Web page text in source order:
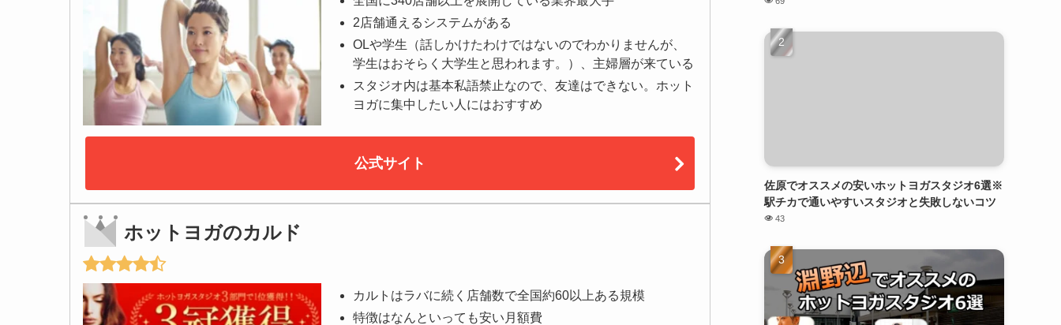
2店舗通えるシステムがある
OLや学生（話しかけたわけではないのでわかりませんが、
学生はおそらく大学生と思われます。）、主婦層が来ている
スタジオ内は基本私語禁止なので、友達はできない。ホット
ヨガに集中したい人にはおすすめ
公式サイト
ホットヨガのカルド
カルトはラバに続く店舗数で全国約60以上ある規模
特徴はなんといっても安い月額費
佐原でオススメの安いホットヨガスタジオ6選※
駅チカで通いやすいスタジオと失敗しないコツ
43